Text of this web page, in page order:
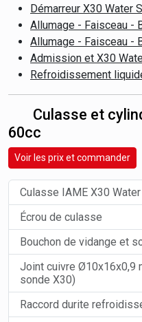
Démarreur X30 Water
Allumage - Faisceau -
Allumage - Faisceau -
Admission et X30
Refroidissement
Culasse et
60cc
Voir les prix et commander
Culasse IAME X30
Écrou de culasse
Bouchon de vidange et
Joint cuivre Ø10x16x0,9
sonde X30)
Raccord durite